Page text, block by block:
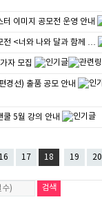
이미지 공모전 운영 안내
전 <너와 나와 달과 함께 …
자 모집
경선) 출품 공모 안내
쿨 5월 강의 안내
17 18 19 20